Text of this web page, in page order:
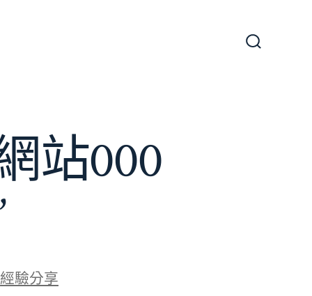
站000
經驗分享